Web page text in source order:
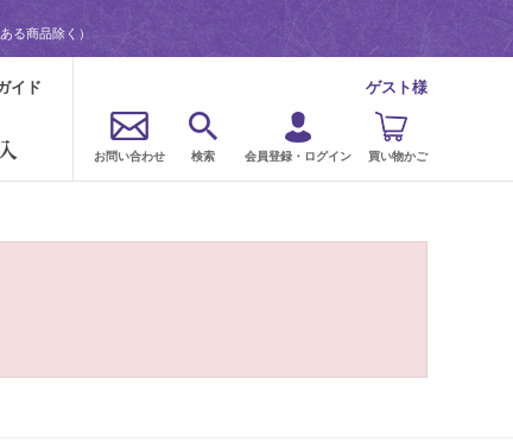
る商品除く）
イド ゲスト様
お問い合わせ 検索 会員登録・ログイン 買い物かご